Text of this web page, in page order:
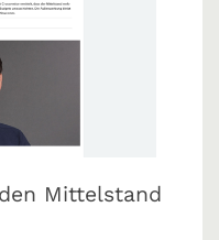
Mittelstand